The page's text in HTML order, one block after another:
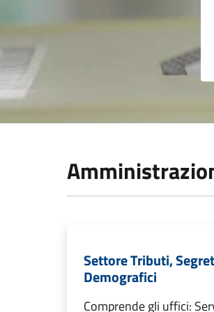
Settore Tributi,
Demografici
Comprende gli uffici: